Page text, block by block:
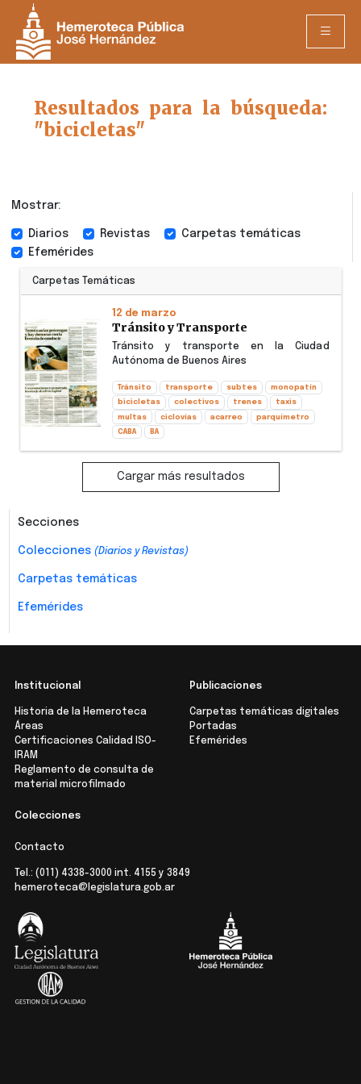
Resultados para la búsqueda:
"bicicletas"
Mostrar:
Diarios Revistas
Carpetas temáticas
Efemérides
Carpetas Temáticas
12 de marzo
Tránsito y Transporte
Tránsito y transporte en la Ciudad
Autónoma de Buenos Aires
Tránsito transporte subtes monopatín
bicicletas colectivos trenes taxis
multas ciclovías acarreo parquímetro
CABA BA
Cargar más resultados
Secciones
Colecciones (Diarios y Revistas)
Carpetas temáticas
Efemérides
Institucional
Historia de la Hemeroteca
Áreas
Certificaciones Calidad ISO-
IRAM
Reglamento de consulta de
material microfilmado
Publicaciones
Carpetas temáticas digitales
Portadas
Efemérides
Colecciones
Contacto
Tel.: (011) 4338-3000 int. 4155 y 3849
hemeroteca@legislatura.gob.ar